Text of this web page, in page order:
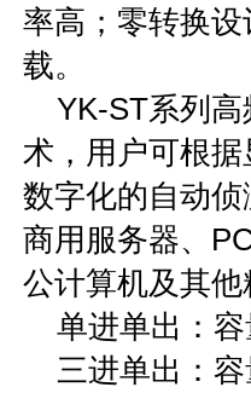
率高；零转换
载。
YK-ST系列高
术，用户可根
数字化的自动
商用服务器、
公计算机及其
单进单出：容
三进单出：容